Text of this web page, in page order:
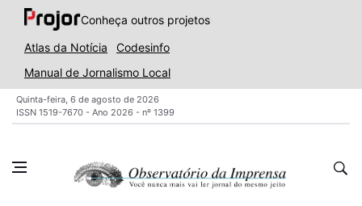
Conheça outros projetos
Atlas da Notícia
Codesinfo
Manual de Jornalismo Local
Quinta-feira, 6 de agosto de 2026
ISSN 1519-7670 - Ano 2026 - nº 1399